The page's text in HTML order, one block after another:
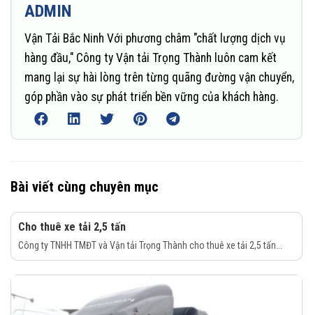
ADMIN
Vận Tải Bắc Ninh Với phương châm "chất lượng dịch vụ
hàng đầu," Công ty Vận tải Trọng Thành luôn cam kết
mang lại sự hài lòng trên từng quãng đường vận chuyển,
góp phần vào sự phát triển bền vững của khách hàng.
Bài viết cùng chuyên mục
Cho thuê xe tải 2,5 tấn
Công ty TNHH TMĐT và Vận tải Trọng Thành cho thuê xe tải 2,5 tấn...